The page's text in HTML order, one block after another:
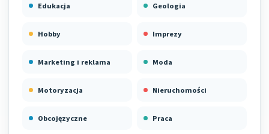
Edukacja Geologia
Hobby Imprezy
Marketing i reklama Moda
Motoryzacja Nieruchomości
Obcojęzyczne Praca